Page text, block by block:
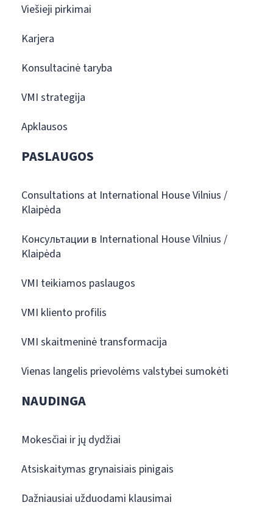
Viešieji pirkimai
Karjera
Konsultacinė taryba
VMI strategija
Apklausos
PASLAUGOS
Consultations at International House Vilnius /
Klaipėda
Консультации в International House Vilnius /
Klaipėda
VMI teikiamos paslaugos
VMI kliento profilis
VMI skaitmeninė transformacija
Vienas langelis prievolėms valstybei sumokėti
NAUDINGA
Mokesčiai ir jų dydžiai
Atsiskaitymas grynaisiais pinigais
Dažniausiai užduodami klausimai